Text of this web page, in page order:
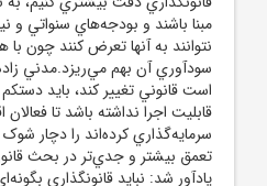
مبنا باشند و بودجه‌هاي سنواتي و
نتوانند به آنها تعرض کنند چون
سودآوري آن بهم مي‌ريزد.مدني
است قانوني تغيير کند، بايد
قابليت اجرا نداشته باشد تا
سرمايه‌گذاري کرده‌اند را دچار شوک
تعمق بيشتر و جدي‌تر در بحث
يادآور شد: نبايد قانونگذاري